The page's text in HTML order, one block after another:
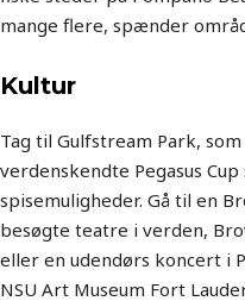
mange flere, spænder
Kultur
Tag til Gulfstream Park,
verdenskendte Pegasus
spisemuligheder. Gå til en
besøgte teatre i verden,
eller en udendørs koncert i
NSU Art Museum Fort